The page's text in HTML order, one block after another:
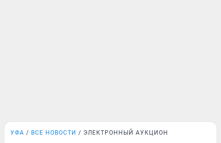
УФА ВСЕ НОВОСТИ ЭЛЕКТРОННЫЙ АУКЦИОН